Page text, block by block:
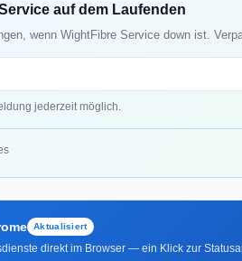
auf dem Laufenden
wenn WightFibre Service down ist.
jederzeit möglich.
Aktualisiert
direkt im Browser — ein Klick zur